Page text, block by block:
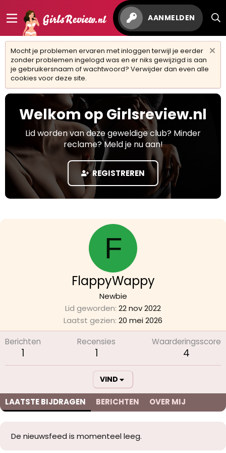
AANMELDEN
Mocht je problemen ervaren met inloggen terwijl je eerder
zonder problemen ingelogd was en er niks gewijzigd is aan
je gebruikersnaam of wachtwoord? Verwijder dan even alle
cookies voor deze site.
Welkom op Girlsreview.nl
Lid worden van deze geweldige club? Minder
reclame? Meld je nu aan!
REGISTREREN
F
FlappyWappy
Newbie
Lid geworden 22 nov 2022
Laatst gezien 20 mei 2026
Berichten
1
Recensies
1
Waarderingsscore
4
VIND
LAATSTE BIJDRAGEN BERICHTEN OVER MIJ
De nieuwsfeed is momenteel leeg.